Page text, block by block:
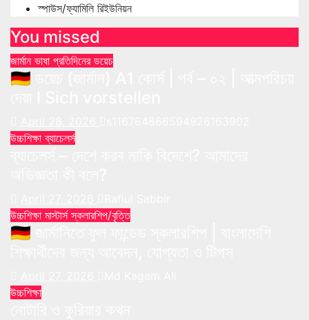
স্পাউস/ফ্যামিলি রিইউনিয়ন
You missed
জার্মান ভাষা প্রতিদিনের ডয়েচ
🇩🇪 ডয়েচ (জার্মান) A1 কোর্স | পর্ব – ০২ | আত্মপরিচয়
উচ্চশিক্ষাব্যাচেলর্স
উচ্চশিক্ষা মাস্টার্সস্কলারশিপ/বৃত্তি
🇩🇪 জার্মানিতে ফুল ফান্ডেড স্কলারশিপ | বাংলাদেশি
উচ্চশিক্ষা